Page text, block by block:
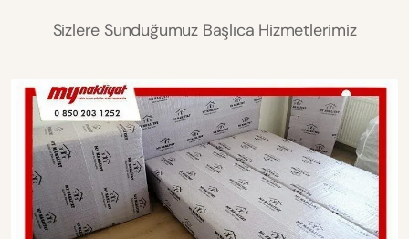
Sizlere Sunduğumuz Başlıca Hizmetlerimiz